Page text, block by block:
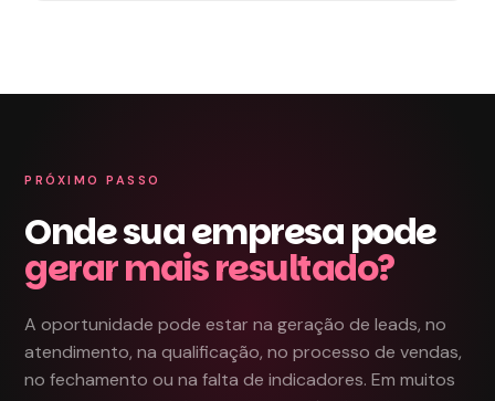
PRÓXIMO PASSO
Onde sua empresa pode
gerar mais resultado?
A oportunidade pode estar na geração de leads, no
atendimento, na qualificação, no processo de vendas,
no fechamento ou na falta de indicadores. Em muitos